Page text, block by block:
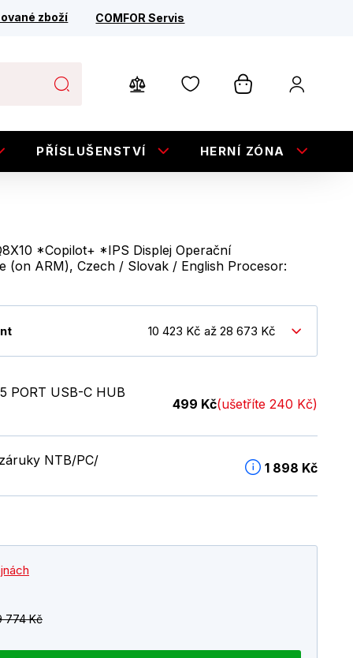
zboží COMFOR Servis
PŘÍSLUŠENSTVÍ HERNÍ ZÓNA
*Copilot+ *IPS Displej Operační
(on ARM), Czech / Slovak / English Procesor:
10 423 Kč až 28 673 Kč
PORT USB-C HUB
499 Kč(ušetříte 240 Kč)
NTB/PC/ 1 898 Kč
774 Kč